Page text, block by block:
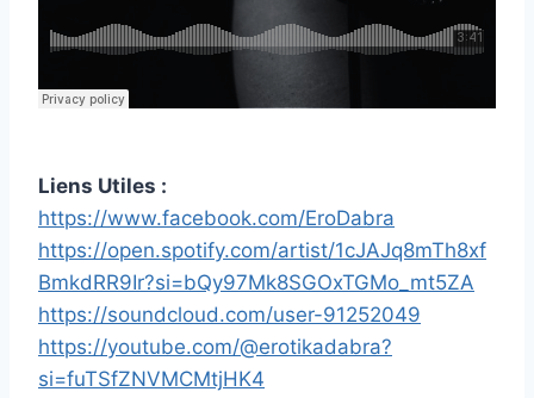
Liens Utiles :
https://www.facebook.com/EroDabra
https://open.spotify.com/artist/1cJAJq8mTh8xf
BmkdRR9Ir?si=bQy97Mk8SGOxTGMo_mt5ZA
https://soundcloud.com/user-91252049
https://youtube.com/@erotikadabra?
si=fuTSfZNVMCMtjHK4